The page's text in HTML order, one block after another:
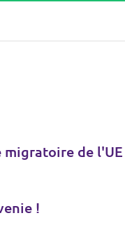
migratoire de l'UE
!